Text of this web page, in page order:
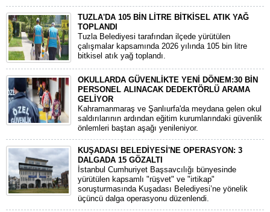
TUZLA'DA 105 BİN LİTRE BİTKİSEL ATIK YAĞ
TOPLANDI
Tuzla Belediyesi tarafından ilçede yürütülen
çalışmalar kapsamında 2026 yılında 105 bin litre
bitkisel atık yağ toplandı.
OKULLARDA GÜVENLİKTE YENİ DÖNEM:30 BİN
PERSONEL ALINACAK DEDEKTÖRLÜ ARAMA
GELİYOR
​Kahramanmaraş ve Şanlıurfa'da meydana gelen okul
saldırılarının ardından eğitim kurumlarındaki güvenlik
önlemleri baştan aşağı yenileniyor.
KUŞADASI BELEDİYESİ'NE OPERASYON: 3
DALGADA 15 GÖZALTI
​İstanbul Cumhuriyet Başsavcılığı bünyesinde
yürütülen kapsamlı "rüşvet" ve "irtikap"
soruşturmasında Kuşadası Belediyesi’ne yönelik
üçüncü dalga operasyonu düzenlendi.